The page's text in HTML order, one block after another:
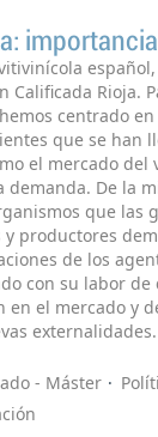
Calificada Rioja.
centrado
que se han
el mercado
demanda. De la
que
productores
de los
con su labor
en el mercado y
externalidades.
- Máster